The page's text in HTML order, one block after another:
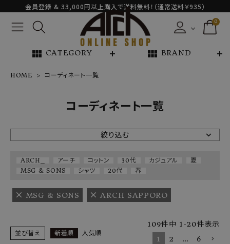
会員登録 & 33,000円以上購入で送料無料！（通常送料￥935）
0
view_module CATEGORY view_module BRAND
NEW ARRIVAL
ARCH EXCLUSIVE
SHOP
HOME コーディネート一覧
コーディネート一覧
絞り込む
ARCH_ アーチ コットン 30代 カジュアル
夏
MSG & SONS
シャツ 20代 春
MSG & SONS ARCH SAPPORO
並び替え 新着順 人気順
109件中 1-20件表示
1
2 … 6